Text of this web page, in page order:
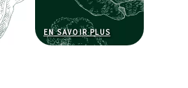
DE QUE FAIRE SI LA DATE DE
EN SAVOIR PLUSÀ PROPOS DE OÙ